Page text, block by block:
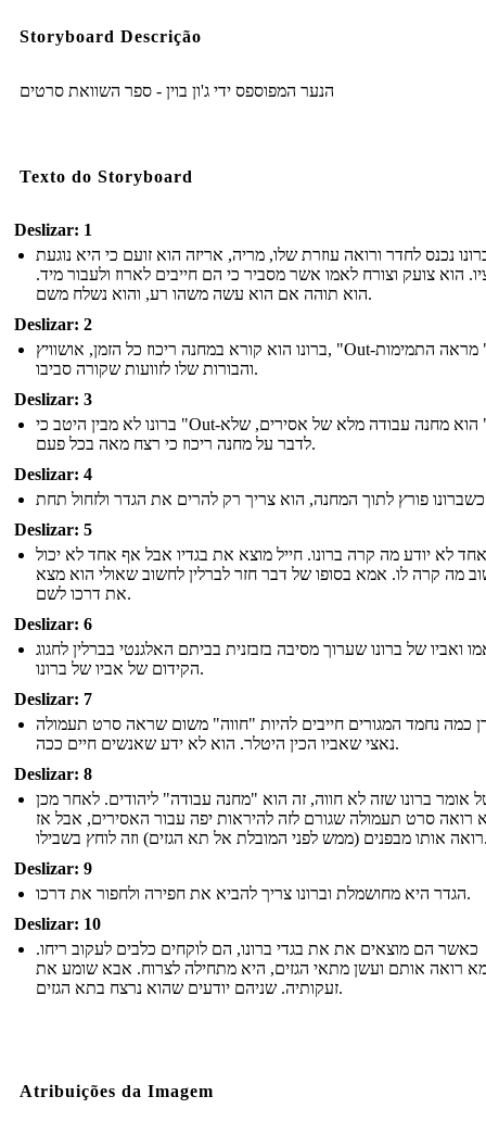
Storyboard Descrição
הנער המפוספס ידי ג'ון בוין - ספר השוואת סרטים
Texto do Storyboard
Deslizar: 1
נכנס לחדר ורואה עוזרת שלו, מריה, אריזה הוא זועם כי היא נוגעת
הוא צועק וצורח לאמו אשר מסביר כי הם חייבים לארוז ולעבור מיד.
הוא תוהה אם הוא עשה משהו רע, והוא נשלח משם.
Deslizar: 2
ברונו הוא קורא במחנה ריכוז כל הזמן, אושוויץ, "Out-עם," מראה התמימות
והבורות שלו לזוועות שקורה סביבו.
Deslizar: 3
ברונו לא מבין היטב כי "Out-עם" הוא מחנה עבודה מלא של אסירים, שלא
לדבר על מחנה ריכוז כי רצח מאה בכל פעם.
Deslizar: 4
Deslizar: 5
לא יודע מה קרה ברונו. חייל מוצא את בגדיו אבל אף אחד לא יכול
מה קרה לו. אמא בסופו של דבר חזר לברלין לחשוב שאולי הוא מצא
את דרכו לשם.
Deslizar: 6
ואביו של ברונו שערוך מסיבה בזבזנית בביתם האלגנטי בברלין לחגוג
הקידום של אביו של ברונו.
Deslizar: 7
דן כמה נחמד המגורים חייבים להיות "חווה" משום שראה סרט תעמולה
נאצי שאביו הכין היטלר. הוא לא ידע שאנשים חיים ככה.
Deslizar: 8
אומר ברונו שזה לא חווה, זה הוא "מחנה עבודה" ליהודים. לאחר מכן
רואה סרט תעמולה שגורם לזה להיראות יפה עבור האסירים, אבל אז
וזה לוחץ בשבילו.
Deslizar: 9
הגדר היא מחושמלת וברונו צריך להביא את חפירה ולחפור את דרכו.
Deslizar: 10
כאשר הם מוצאים את את בגדי ברונו, הם לוקחים כלבים לעקוב ריחו.
רואה אותם ועשן מתאי הגזים, היא מתחילה לצרוח. אבא שומע את
זעקותיה. שניהם יודעים שהוא נרצח בתא הגזים.
Atribuições da Imagem